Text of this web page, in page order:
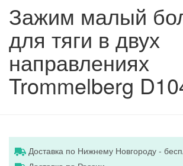
Зажим малый
для тяги в двух
направлениях
Trommelberg
Доставка по Нижнему Новгороду -